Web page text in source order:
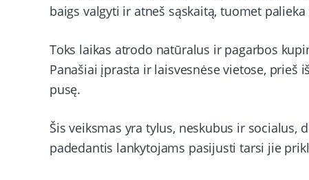
baigs valgyti ir atneš sąskaitą, tuomet
Toks laikas atrodo natūralus ir pagarbos
Panašiai įprasta ir laisvesnėse vietose,
pusę.
Šis veiksmas yra tylus, neskubus ir
padedantis lankytojams pasijusti tarsi jie